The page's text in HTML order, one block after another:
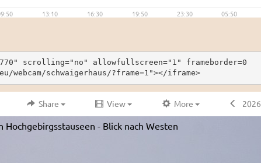
scrolling="no" allowfullscreen="1" frameborder=0
src="https://www.foto-webcam.eu/webcam/schwaigerhaus/?frame=1"></iframe>